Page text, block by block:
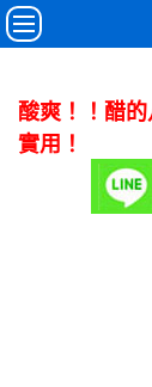
酸爽！！醋
實用！